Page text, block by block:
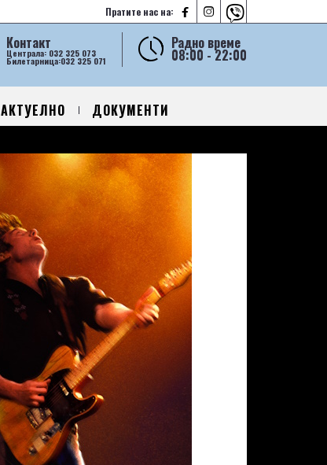
Пратите нас на:   
Радно време
08:00 - 22:00
Контакт
Централа: 032 325 073
Билетарница:032 325 071
АКТУЕЛНО ДОКУМЕНТИ